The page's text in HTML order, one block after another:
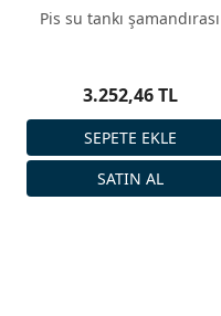
Pis su tankı şamandırası
3.252,46 TL